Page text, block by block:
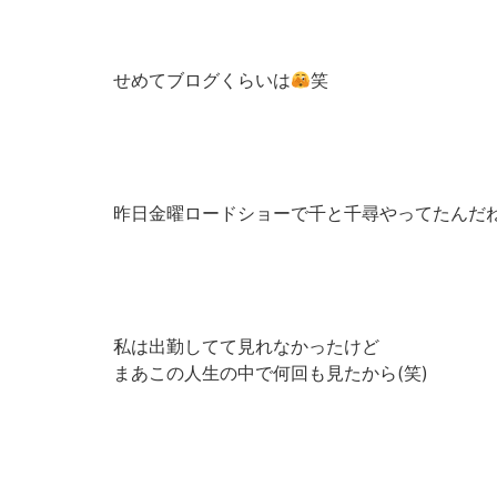
せめてブログくらいは 笑
昨日金曜ロードショーで千と千尋やってたんだ
私は出勤してて見れなかったけど
まあこの人生の中で何回も見たから(笑)